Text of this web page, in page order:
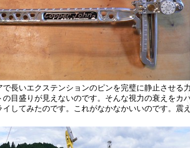
長いエクステンションのピンを完璧に静止させる
目盛りが見えないのです。そんな視力の衰えをカ
してみたのです。これがなかなかいいのです。震